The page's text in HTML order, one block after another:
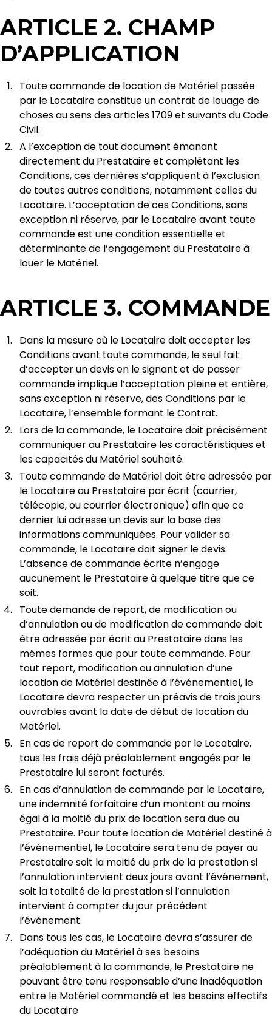
ARTICLE 2. CHAMP
D’APPLICATION
Toute commande de location de Matériel passée
par le Locataire constitue un contrat de louage de
choses au sens des articles 1709 et suivants du Code
Civil.
A l’exception de tout document émanant
directement du Prestataire et complétant les
Conditions, ces dernières s’appliquent à l’exclusion
de toutes autres conditions, notamment celles du
Locataire. L’acceptation de ces Conditions, sans
exception ni réserve, par le Locataire avant toute
commande est une condition essentielle et
déterminante de l’engagement du Prestataire à
louer le Matériel.
ARTICLE 3. COMMANDE
Dans la mesure où le Locataire doit accepter les
Conditions avant toute commande, le seul fait
d’accepter un devis en le signant et de passer
commande implique l’acceptation pleine et entière,
sans exception ni réserve, des Conditions par le
Locataire, l’ensemble formant le Contrat.
Lors de la commande, le Locataire doit précisément
communiquer au Prestataire les caractéristiques et
les capacités du Matériel souhaité.
Toute commande de Matériel doit être adressée par
le Locataire au Prestataire par écrit (courrier,
télécopie, ou courrier électronique) afin que ce
dernier lui adresse un devis sur la base des
informations communiquées. Pour valider sa
commande, le Locataire doit signer le devis.
L’absence de commande écrite n’engage
aucunement le Prestataire à quelque titre que ce
soit.
Toute demande de report, de modification ou
d’annulation ou de modification de commande doit
être adressée par écrit au Prestataire dans les
mêmes formes que pour toute commande. Pour
tout report, modification ou annulation d’une
location de Matériel destinée à l’événementiel, le
Locataire devra respecter un préavis de trois jours
ouvrables avant la date de début de location du
Matériel.
En cas de report de commande par le Locataire,
tous les frais déjà préalablement engagés par le
Prestataire lui seront facturés.
En cas d’annulation de commande par le Locataire,
une indemnité forfaitaire d’un montant au moins
égal à la moitié du prix de location sera due au
Prestataire. Pour toute location de Matériel destiné à
l’événementiel, le Locataire sera tenu de payer au
Prestataire soit la moitié du prix de la prestation si
l’annulation intervient deux jours avant l’événement,
soit la totalité de la prestation si l’annulation
intervient à compter du jour précédent
l’événement.
Dans tous les cas, le Locataire devra s’assurer de
l’adéquation du Matériel à ses besoins
préalablement à la commande, le Prestataire ne
pouvant être tenu responsable d’une inadéquation
entre le Matériel commandé et les besoins effectifs
du Locataire